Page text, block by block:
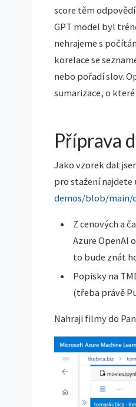
score těm
GPT model byl
nehrajeme s
korelace se
nebo pořadí slov.
sumarizace, o
Příprava
Jako vzorek dat
pro stažení najdete
demos/blob/main/
Z cenových a
Azure OpenAI
to bude znát
Popisky na
(třeba právě
Nahraji filmy do